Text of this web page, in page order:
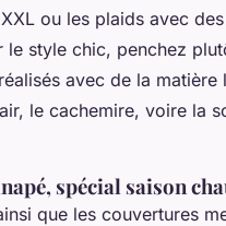
ou les plaids avec des
le style chic, penchez
avec de la matière
le cachemire, voire la
spécial saison
que les couvertures